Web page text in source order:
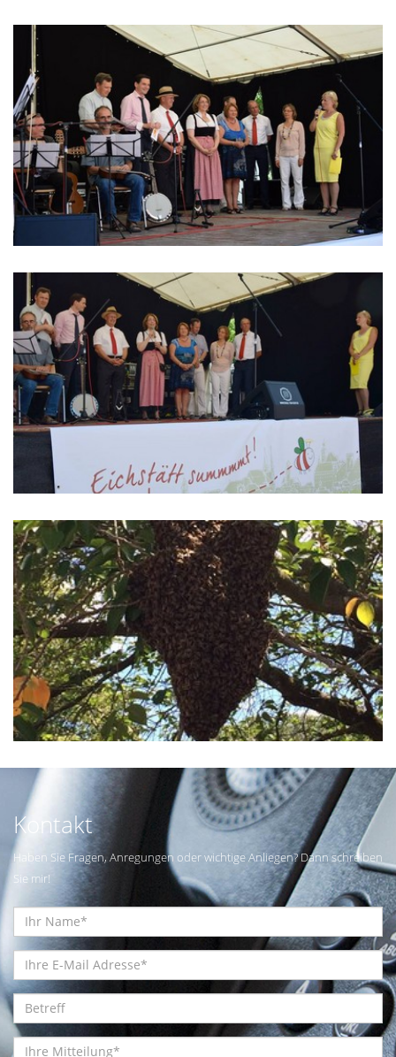
Kontakt
Haben Sie Fragen, Anregungen oder wichtige Anliegen? Dann schreiben
Sie mir!